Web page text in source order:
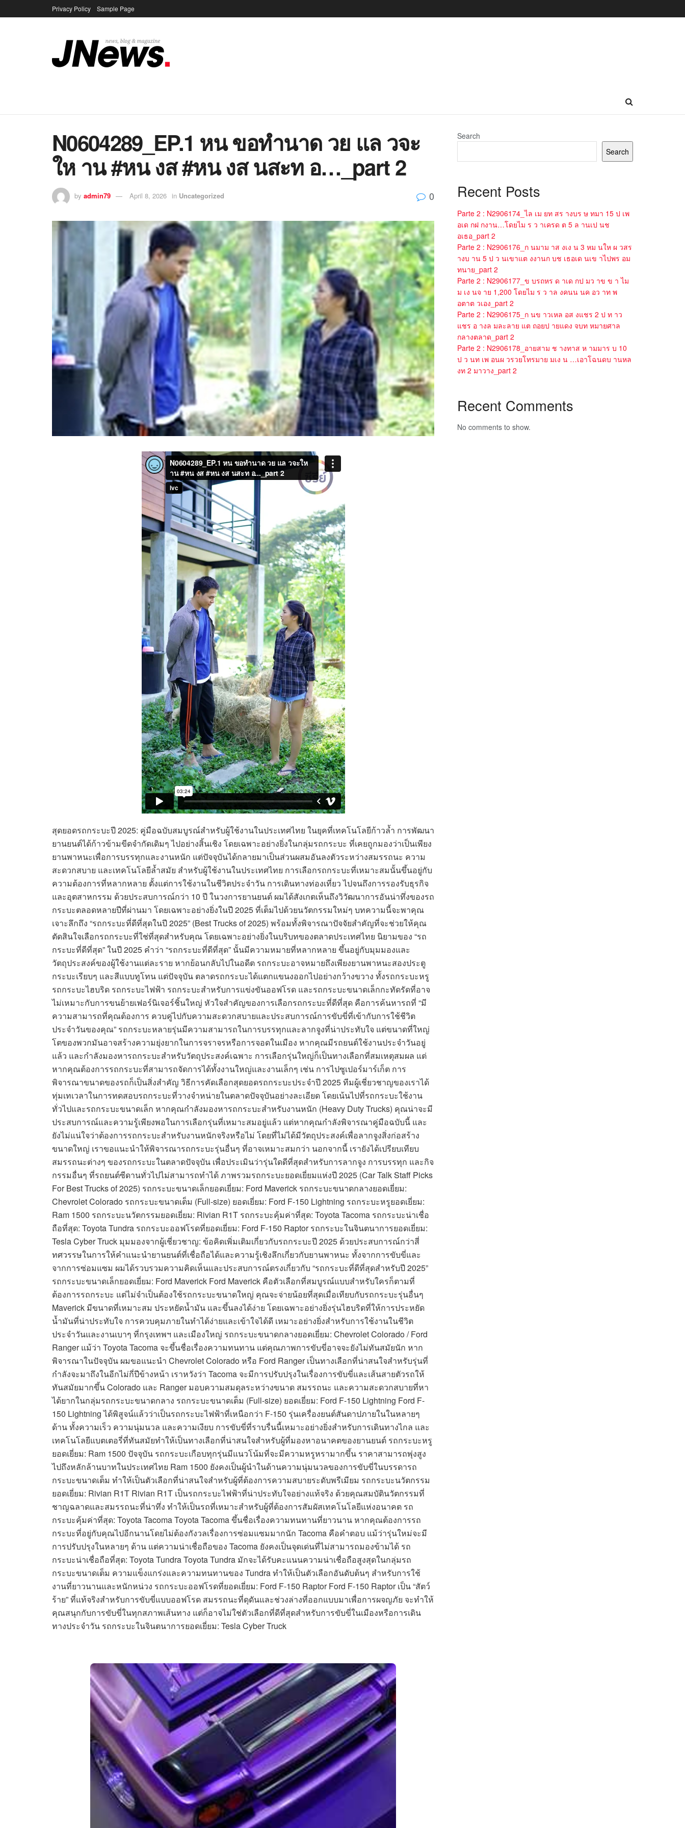
Privacy Policy Sample Page
N0604289_EP.1 หน ขอทำนาด วย แล วจะ
ให าน #หน งส #หน งส นสะท อ…_part 2
by admin79 April 8, 2026 in Uncategorized 0
สุดยอดรถกระบะปี 2025: คู่มือฉบับสมบูรณ์สำหรับผู้ใช้งานในประเทศไทย ในยุคที่เทคโนโลยีก้าวล้ำ การพัฒนา
ยานยนต์ได้ก้าวข้ามขีดจำกัดเดิมๆ ไปอย่างสิ้นเชิง โดยเฉพาะอย่างยิ่งในกลุ่มรถกระบะ ที่เคยถูกมองว่าเป็นเพียง
ยานพาหนะเพื่อการบรรทุกและงานหนัก แต่ปัจจุบันได้กลายมาเป็นส่วนผสมอันลงตัวระหว่างสมรรถนะ ความ
สะดวกสบาย และเทคโนโลยีล้ำสมัย สำหรับผู้ใช้งานในประเทศไทย การเลือกรถกระบะที่เหมาะสมนั้นขึ้นอยู่กับ
ความต้องการที่หลากหลาย ตั้งแต่การใช้งานในชีวิตประจำวัน การเดินทางท่องเที่ยว ไปจนถึงการรองรับธุรกิจ
และอุตสาหกรรม ด้วยประสบการณ์กว่า 10 ปี ในวงการยานยนต์ ผมได้สังเกตเห็นถึงวิวัฒนาการอันน่าทึ่งของรถ
กระบะตลอดหลายปีที่ผ่านมา โดยเฉพาะอย่างยิ่งในปี 2025 ที่เต็มไปด้วยนวัตกรรมใหม่ๆ บทความนี้จะพาคุณ
เจาะลึกถึง “รถกระบะที่ดีที่สุดในปี 2025” (Best Trucks of 2025) พร้อมทั้งพิจารณาปัจจัยสำคัญที่จะช่วยให้คุณ
ตัดสินใจเลือกรถกระบะที่ใช่ที่สุดสำหรับคุณ โดยเฉพาะอย่างยิ่งในบริบทของตลาดประเทศไทย นิยามของ “รถ
กระบะที่ดีที่สุด” ในปี 2025 คำว่า “รถกระบะที่ดีที่สุด” นั้นมีความหมายที่หลากหลาย ขึ้นอยู่กับมุมมองและ
วัตถุประสงค์ของผู้ใช้งานแต่ละราย หากย้อนกลับไปในอดีต รถกระบะอาจหมายถึงเพียงยานพาหนะสองประตู
กระบะเรียบๆ และสีแบบทูโทน แต่ปัจจุบัน ตลาดรถกระบะได้แตกแขนงออกไปอย่างกว้างขวาง ทั้งรถกระบะหรู
รถกระบะไฮบริด รถกระบะไฟฟ้า รถกระบะสำหรับการแข่งขันออฟโรด และรถกระบะขนาดเล็กกะทัดรัดที่อาจ
ไม่เหมาะกับการขนย้ายเฟอร์นิเจอร์ชิ้นใหญ่ หัวใจสำคัญของการเลือกรถกระบะที่ดีที่สุด คือการค้นหารถที่ “มี
ความสามารถที่คุณต้องการ ควบคู่ไปกับความสะดวกสบายและประสบการณ์การขับขี่ที่เข้ากับการใช้ชีวิต
ประจำวันของคุณ” รถกระบะหลายรุ่นมีความสามารถในการบรรทุกและลากจูงที่น่าประทับใจ แต่ขนาดที่ใหญ่
โตของพวกมันอาจสร้างความยุ่งยากในการจราจรหรือการจอดในเมือง หากคุณมีรถยนต์ใช้งานประจำวันอยู่
แล้ว และกำลังมองหารถกระบะสำหรับวัตถุประสงค์เฉพาะ การเลือกรุ่นใหญ่ก็เป็นทางเลือกที่สมเหตุสมผล แต่
หากคุณต้องการรถกระบะที่สามารถจัดการได้ทั้งงานใหญ่และงานเล็กๆ เช่น การไปซูเปอร์มาร์เก็ต การ
พิจารณาขนาดของรถก็เป็นสิ่งสำคัญ วิธีการคัดเลือกสุดยอดรถกระบะประจำปี 2025 ทีมผู้เชี่ยวชาญของเราได้
ทุ่มเทเวลาในการทดสอบรถกระบะที่วางจำหน่ายในตลาดปัจจุบันอย่างละเอียด โดยเน้นไปที่รถกระบะใช้งาน
ทั่วไปและรถกระบะขนาดเล็ก หากคุณกำลังมองหารถกระบะสำหรับงานหนัก (Heavy Duty Trucks) คุณน่าจะมี
ประสบการณ์และความรู้เพียงพอในการเลือกรุ่นที่เหมาะสมอยู่แล้ว แต่หากคุณกำลังพิจารณาคู่มือฉบับนี้ และ
ยังไม่แน่ใจว่าต้องการรถกระบะสำหรับงานหนักจริงหรือไม่ โดยที่ไม่ได้มีวัตถุประสงค์เพื่อลากจูงสิ่งก่อสร้าง
ขนาดใหญ่ เราขอแนะนำให้พิจารณารถกระบะรุ่นอื่นๆ ที่อาจเหมาะสมกว่า นอกจากนี้ เรายังได้เปรียบเทียบ
สมรรถนะต่างๆ ของรถกระบะในตลาดปัจจุบัน เพื่อประเมินว่ารุ่นใดดีที่สุดสำหรับการลากจูง การบรรทุก และกิจ
กรรมอื่นๆ ที่รถยนต์ซีดานทั่วไปไม่สามารถทำได้ ภาพรวมรถกระบะยอดเยี่ยมแห่งปี 2025 (Car Talk Staff Picks
For Best Trucks of 2025) รถกระบะขนาดเล็กยอดเยี่ยม: Ford Maverick รถกระบะขนาดกลางยอดเยี่ยม:
Chevrolet Colorado รถกระบะขนาดเต็ม (Full-size) ยอดเยี่ยม: Ford F-150 Lightning รถกระบะหรูยอดเยี่ยม:
Ram 1500 รถกระบะนวัตกรรมยอดเยี่ยม: Rivian R1T รถกระบะคุ้มค่าที่สุด: Toyota Tacoma รถกระบะน่าเชื่อ
ถือที่สุด: Toyota Tundra รถกระบะออฟโรดที่ยอดเยี่ยม: Ford F-150 Raptor รถกระบะในจินตนาการยอดเยี่ยม:
Tesla Cyber Truck มุมมองจากผู้เชี่ยวชาญ: ข้อคิดเพิ่มเติมเกี่ยวกับรถกระบะปี 2025 ด้วยประสบการณ์กว่าสี่
ทศวรรษในการให้คำแนะนำยานยนต์ที่เชื่อถือได้และความรู้เชิงลึกเกี่ยวกับยานพาหนะ ทั้งจากการขับขี่และ
จากการซ่อมแซม ผมได้รวบรวมความคิดเห็นและประสบการณ์ตรงเกี่ยวกับ “รถกระบะที่ดีที่สุดสำหรับปี 2025”
รถกระบะขนาดเล็กยอดเยี่ยม: Ford Maverick Ford Maverick คือตัวเลือกที่สมบูรณ์แบบสำหรับใครก็ตามที่
ต้องการรถกระบะ แต่ไม่จำเป็นต้องใช้รถกระบะขนาดใหญ่ คุณจะจ่ายน้อยที่สุดเมื่อเทียบกับรถกระบะรุ่นอื่นๆ
Maverick มีขนาดที่เหมาะสม ประหยัดน้ำมัน และขึ้นลงได้ง่าย โดยเฉพาะอย่างยิ่งรุ่นไฮบริดที่ให้การประหยัด
น้ำมันที่น่าประทับใจ การควบคุมภายในทำได้ง่ายและเข้าใจได้ดี เหมาะอย่างยิ่งสำหรับการใช้งานในชีวิต
ประจำวันและงานเบาๆ ที่กรุงเทพฯ และเมืองใหญ่ รถกระบะขนาดกลางยอดเยี่ยม: Chevrolet Colorado / Ford
Ranger แม้ว่า Toyota Tacoma จะขึ้นชื่อเรื่องความทนทาน แต่คุณภาพการขับขี่อาจจะยังไม่ทันสมัยนัก หาก
พิจารณาในปัจจุบัน ผมขอแนะนำ Chevrolet Colorado หรือ Ford Ranger เป็นทางเลือกที่น่าสนใจสำหรับรุ่นที่
กำลังจะมาถึงในอีกไม่กี่ปีข้างหน้า เราหวังว่า Tacoma จะมีการปรับปรุงในเรื่องการขับขี่และเส้นสายตัวรถให้
ทันสมัยมากขึ้น Colorado และ Ranger มอบความสมดุลระหว่างขนาด สมรรถนะ และความสะดวกสบายที่หา
ได้ยากในกลุ่มรถกระบะขนาดกลาง รถกระบะขนาดเต็ม (Full-size) ยอดเยี่ยม: Ford F-150 Lightning Ford F-
150 Lightning ได้พิสูจน์แล้วว่าเป็นรถกระบะไฟฟ้าที่เหนือกว่า F-150 รุ่นเครื่องยนต์สันดาปภายในในหลายๆ
ด้าน ทั้งความเร็ว ความนุ่มนวล และความเงียบ การขับขี่ที่ราบรื่นนี้เหมาะอย่างยิ่งสำหรับการเดินทางไกล และ
เทคโนโลยีแบตเตอรี่ที่ทันสมัยทำให้เป็นทางเลือกที่น่าสนใจสำหรับผู้ที่มองหาอนาคตของยานยนต์ รถกระบะหรู
ยอดเยี่ยม: Ram 1500 ปัจจุบัน รถกระบะเกือบทุกรุ่นมีแนวโน้มที่จะมีความหรูหรามากขึ้น ราคาสามารถพุ่งสูง
ไปถึงหลักล้านบาทในประเทศไทย Ram 1500 ยังคงเป็นผู้นำในด้านความนุ่มนวลของการขับขี่ในบรรดารถ
กระบะขนาดเต็ม ทำให้เป็นตัวเลือกที่น่าสนใจสำหรับผู้ที่ต้องการความสบายระดับพรีเมียม รถกระบะนวัตกรรม
ยอดเยี่ยม: Rivian R1T Rivian R1T เป็นรถกระบะไฟฟ้าที่น่าประทับใจอย่างแท้จริง ด้วยคุณสมบัตินวัตกรรมที่
ชาญฉลาดและสมรรถนะที่น่าทึ่ง ทำให้เป็นรถที่เหมาะสำหรับผู้ที่ต้องการสัมผัสเทคโนโลยีแห่งอนาคต รถ
กระบะคุ้มค่าที่สุด: Toyota Tacoma Toyota Tacoma ขึ้นชื่อเรื่องความทนทานที่ยาวนาน หากคุณต้องการรถ
กระบะที่อยู่กับคุณไปอีกนานโดยไม่ต้องกังวลเรื่องการซ่อมแซมมากนัก Tacoma คือคำตอบ แม้ว่ารุ่นใหม่จะมี
การปรับปรุงในหลายๆ ด้าน แต่ความน่าเชื่อถือของ Tacoma ยังคงเป็นจุดเด่นที่ไม่สามารถมองข้ามได้ รถ
กระบะน่าเชื่อถือที่สุด: Toyota Tundra Toyota Tundra มักจะได้รับคะแนนความน่าเชื่อถือสูงสุดในกลุ่มรถ
กระบะขนาดเต็ม ความแข็งแกร่งและความทนทานของ Tundra ทำให้เป็นตัวเลือกอันดับต้นๆ สำหรับการใช้
งานที่ยาวนานและหนักหน่วง รถกระบะออฟโรดที่ยอดเยี่ยม: Ford F-150 Raptor Ford F-150 Raptor เป็น “สัตว์
ร้าย” ที่แท้จริงสำหรับการขับขี่แบบออฟโรด สมรรถนะที่ดุดันและช่วงล่างที่ออกแบบมาเพื่อการผจญภัย จะทำให้
คุณสนุกกับการขับขี่ในทุกสภาพเส้นทาง แต่ก็อาจไม่ใช่ตัวเลือกที่ดีที่สุดสำหรับการขับขี่ในเมืองหรือการเดิน
ทางประจำวัน รถกระบะในจินตนาการยอดเยี่ยม: Tesla Cyber Truck
Search
Search
Recent Posts
Parte 2 : N2906174_ไล เม ยท สร างบร ษ ทมา 15 ป เพ
อเด กฝ กงาน…โดยไม ร ว าเครด ต 5 ล านเป นช
อเธอ_part 2
Parte 2 : N2906176_ก นมาม าส งเง น 3 หม นให ผ วสร
างบ าน 5 ป ว นเขาแต งงานก บช เธอเด นเข าไปพร อม
ทนาย_part 2
Parte 2 : N2906177_ข บรถหร ด าเด กป มว าข ข า ไม
ม เง นจ าย 1,200 โดยไม ร ว าล งคนน นค อว าท พ
อตาต วเอง_part 2
Parte 2 : N2906175_ก นข าวเหล อส งแชร 2 ป ท าว
แชร อ างล มละลาย แต ถอยป ายแดง จบท หมายศาล
กลางตลาด_part 2
Parte 2 : N2906178_อายสาม ช างทาส ห ามมาร บ 10
ป ว นท เพ อนผ วรวยโทรมาย มเง น …เอาโฉนดบ านหล
งท 2 มาวาง_part 2
Recent Comments
No comments to show.